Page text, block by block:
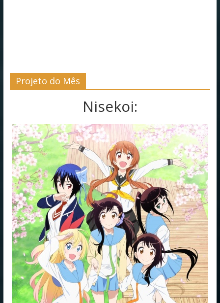
Projeto do Mês
Nisekoi: